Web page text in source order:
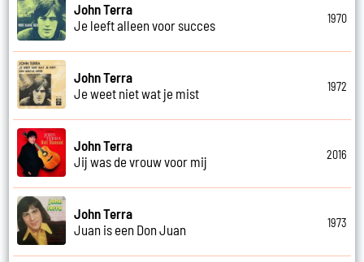
John Terra
Je leeft alleen voor succes
1970
John Terra
Je weet niet wat je mist
1972
John Terra
Jij was de vrouw voor mij
2016
John Terra
Juan is een Don Juan
1973